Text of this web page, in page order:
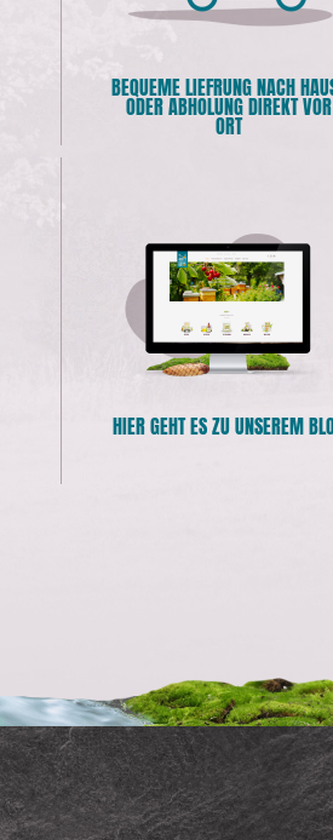
BEQUEME LIEFRUNG NACH
ODER ABHOLUNG DIREKT VOR
ORT
HIER GEHT ES ZU UNSEREM